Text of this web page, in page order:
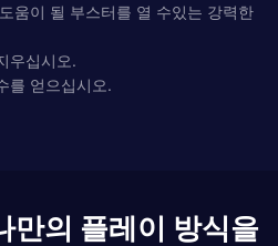
움이 될 부스터를 열 수있는 강력한
우십시오.
를 얻으십시오.
만의 플레이 방식을